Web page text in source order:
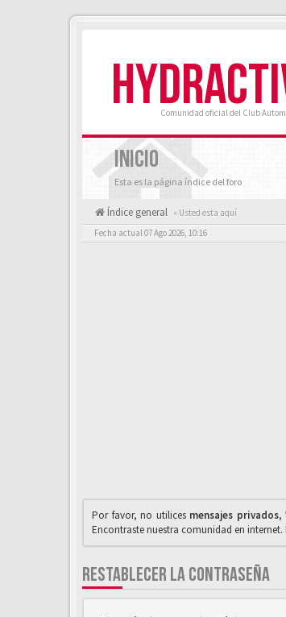
Comunidad oficial del Club
INICIO
Esta es la página índice del foro
Índice general « Usted esta aquí
Fecha actual 07 Ago 2026, 10:16
Por favor, no utilices mensajes privados,
Encontraste nuestra comunidad en
RESTABLECER LA CONTRASEÑA